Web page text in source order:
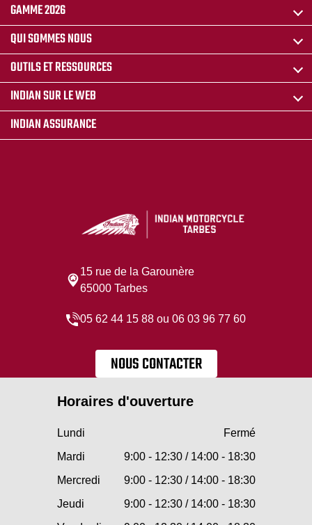
GAMME 2026
QUI SOMMES NOUS
OUTILS ET RESSOURCES
INDIAN SUR LE WEB
INDIAN ASSURANCE
15 rue de la Garounère
65000 Tarbes
05 62 44 15 88 ou 06 03 96 77 60
NOUS CONTACTER
Horaires d'ouverture
Lundi
Fermé
Mardi
9:00 - 12:30 / 14:00 - 18:30
Mercredi
9:00 - 12:30 / 14:00 - 18:30
Jeudi
9:00 - 12:30 / 14:00 - 18:30